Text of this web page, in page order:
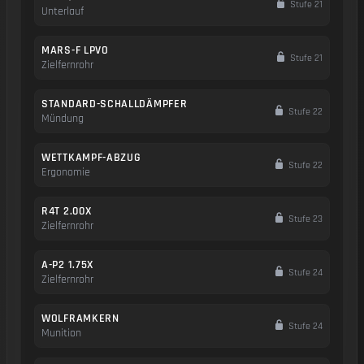
Unterlauf
Stufe 21
MARS-F LPVO
Zielfernrohr
Stufe 21
STANDARD-SCHALLDÄMPFER
Mündung
Stufe 22
WETTKAMPF-ABZUG
Ergonomie
Stufe 22
R4T 2.00X
Zielfernrohr
Stufe 23
A-P2 1.75X
Zielfernrohr
Stufe 24
WOLFRAMKERN
Munition
Stufe 24